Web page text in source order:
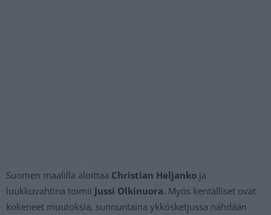
Suomen maalilla aloittaa Christian Heljanko ja
luukkuvahtina toimii Jussi Olkinuora. Myös kentälliset ovat
kokeneet muutoksia, sunnuntaina ykkösketjussa nähdään